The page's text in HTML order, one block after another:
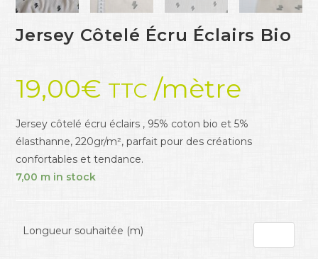
Jersey Côtelé Écru Éclairs Bio
19,00€ TTC /mètre
Jersey côtelé écru éclairs , 95% coton bio et 5%
élasthanne, 220gr/m², parfait pour des créations
confortables et tendance.
7,00 m in stock
Longueur souhaitée (m)